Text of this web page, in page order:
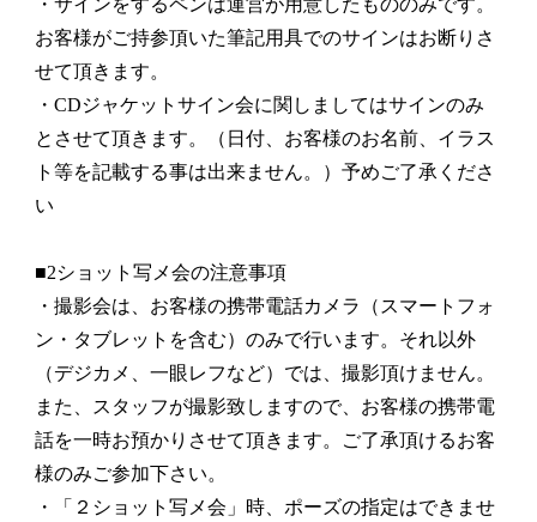
・サインをするペンは運営が用意したもののみです。
お客様がご持参頂いた筆記用具でのサインはお断りさ
せて頂きます。
・CDジャケットサイン会に関しましてはサインのみ
とさせて頂きます。（日付、お客様のお名前、イラス
ト等を記載する事は出来ません。）予めご了承くださ
い
■2ショット写メ会の注意事項
・撮影会は、お客様の携帯電話カメラ（スマートフォ
ン・タブレットを含む）のみで行います。それ以外
（デジカメ、一眼レフなど）では、撮影頂けません。
また、スタッフが撮影致しますので、お客様の携帯電
話を一時お預かりさせて頂きます。ご了承頂けるお客
様のみご参加下さい。
・「２ショット写メ会」時、ポーズの指定はできませ